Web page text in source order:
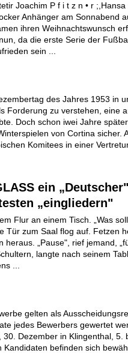
Joachim P f i t z n • r
Anhänger am Sonnabend
ihren Weihnachtswunsch
da die erste Serie der
sein ...
des Jahres 1953 in
Forderung zu verstehen, eine
Doch schon iwei Jahre
von Cortina sicher.
Komitees in einer
ein
„eingliedern"
Flur an einem Tisch. „Was
Tür zum Saal flog auf. Fetzen
heraus. „Pause", rief jemand,
langte nach seinem
...
gelten als
jedes Bewerbers gewertet
30. Dezember in Klingenthal, 5.
Kandidaten befinden sich